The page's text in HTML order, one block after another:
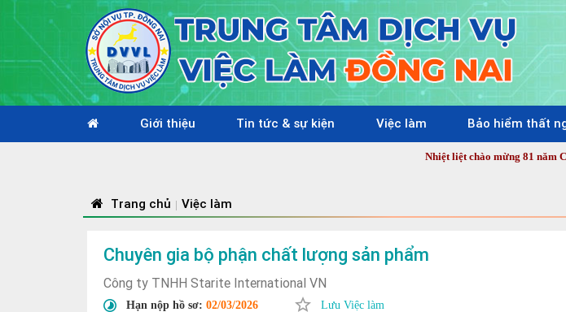
Giới thiệu Tin tức & sự kiện Việc làm Bảo hiểm thất
Nhiệt liệt chào mừng 81 năm Cách mạng
Trang chủ | Việc làm
Chuyên gia bộ phận chất lượng sản phẩm
Công ty TNHH Starite International VN
Hạn nộp hồ sơ: 02/03/2026
Lưu Việc làm